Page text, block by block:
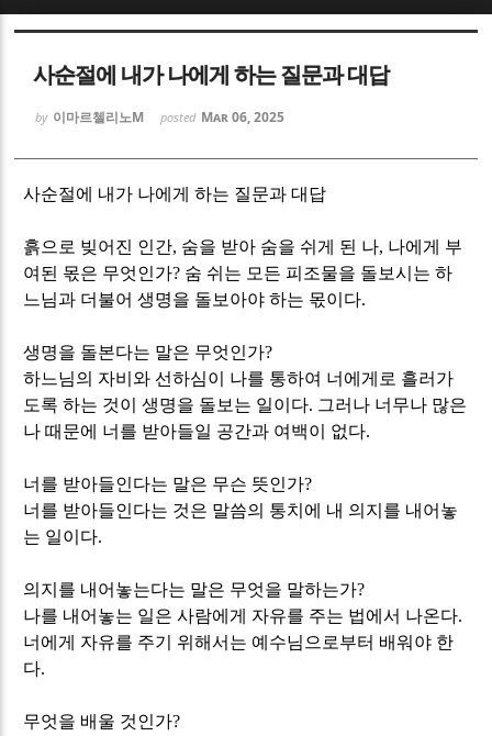
사순절에 내가 나에게 하는 질문과 대답
by 이마르첼리노M posted Mar 06, 2025
사순절에 내가 나에게 하는 질문과 대답
흙으로 빚어진 인간, 숨을 받아 숨을 쉬게 된 나, 나에게 부
여된 몫은 무엇인가? 숨 쉬는 모든 피조물을 돌보시는 하
느님과 더불어 생명을 돌보아야 하는 몫이다.
생명을 돌본다는 말은 무엇인가?
하느님의 자비와 선하심이 나를 통하여 너에게로 흘러가
도록 하는 것이 생명을 돌보는 일이다. 그러나 너무나 많은
나 때문에 너를 받아들일 공간과 여백이 없다.
너를 받아들인다는 말은 무슨 뜻인가?
너를 받아들인다는 것은 말씀의 통치에 내 의지를 내어놓
는 일이다.
의지를 내어놓는다는 말은 무엇을 말하는가?
나를 내어놓는 일은 사람에게 자유를 주는 법에서 나온다.
너에게 자유를 주기 위해서는 예수님으로부터 배워야 한
다.
무엇을 배울 것인가?
Sketchbook5, 스케치북5
Sketchbook5, 스케치북5
Sketchbook5, 스케치북5
Sketchbook5, 스케치북5